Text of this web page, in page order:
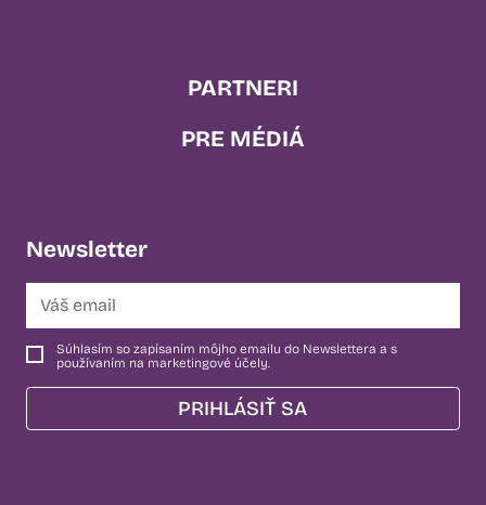
Newsletter
Súhlasím so zapísaním môjho emailu do Newslettera a s
používaním na marketingové účely.
PRIHLÁSIŤ SA
PARTNERI
PRE MÉDIÁ